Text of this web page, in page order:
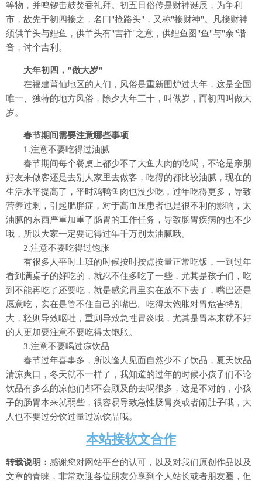
等物，并鸣锣击鼓焚香礼拜。初五日俗传是财神诞辰，为争利
市，故先于初四接之，名曰"抢路头"，又称"接财神"。凡接财神
须供羊头与鲤鱼，供羊头有"吉祥"之意，供鲤鱼图"鱼"与"余"谐
音，讨个吉利。
大年初四，"做大岁"
在福建莆仙地区的人们，风俗是重新围炉过大年，这是全国
唯一、独特的地方风俗，除夕大年三十，叫做岁，而初四叫做大
岁。
春节期间需要注意哪些事项
1.注意不要吃得过油腻
春节期间每个餐桌上都少不了大鱼大肉的吃喝，不论是亲朋
好友来做客还是去别人家里去做客，吃得的都比较油腻，现在的
生活水平提高了，平时鸡鸭鱼肉也没少吃，过年吃得更多，导致
营养过剩，引起肥胖症，对于高血压患者也是很不利的影响，太
油腻的东西严重加重了肠胃的工作任务，导致肠胃疾病的也不少
哦，所以大家一定要记得过年千万别太油腻哦。
2.注意不要吃得过饱胀
有很多人平时上班的时候按时按点按量正常吃饭，一到过年
看到满桌子的好吃的，就忍不住多吃了一些，尤其是孩子们，吃
到不能再吃了还要吃，就是感觉胃里实在放不下去了，嘴巴还是
愿意吃，实在是管不住自己的嘴巴。吃得太饱胀对胃危害特别
大，轻则导致呕吐，重则导致急性胃炎哦，尤其是胃本来就不好
的人更加要注意不要吃得太饱胀。
3.注意不要喝过凉饮品
春节过年喜事多，所以逢人见面自然少不了饮品，夏天饮品
清凉爽口，冬天就不一样了，我知道的过年的时候小孩子们不论
饮品有多么的凉他们都不会顾及的去喝很多，这是不对的，小孩
子的肠胃本来就弱些，很容易导致急性肠胃炎或者闹肚子哦，大
人也不要过分饮过量过凉饮品哦。
本站接软文合作
转载说明： 感谢您对网站平台的认可，以及对我们原创作品以及
文章的青睐，非常欢迎各位朋友分享到个人站长或者朋友圈，但